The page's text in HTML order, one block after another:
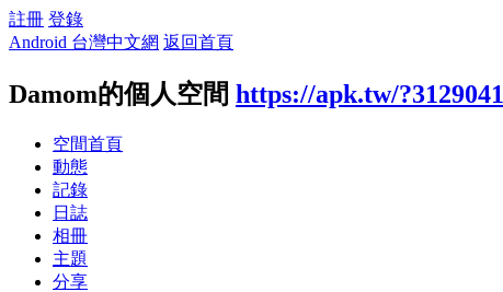
註冊 登錄
Android 台灣中文網 返回首頁
Damom的個人空間 https://apk.tw/?3129041
空間首頁
動態
記錄
日誌
相冊
主題
分享